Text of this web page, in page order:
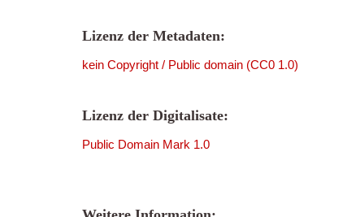
Lizenz der Metadaten:
kein Copyright / Public domain (CC0 1.0)
Lizenz der Digitalisate:
Public Domain Mark 1.0